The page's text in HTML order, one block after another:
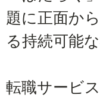
題に正面か
る持続可能
転職サービ